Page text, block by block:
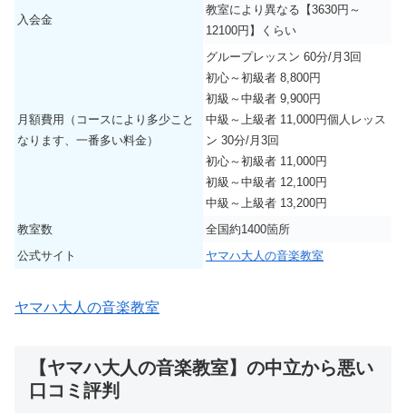
入会金
教室により異なる【3630円～
12100円】くらい
月額費用（コースにより多少こと
なります、一番多い料金）
グループレッスン 60分/月3回
初心～初級者 8,800円
初級～中級者 9,900円
中級～上級者 11,000円個人レッス
ン 30分/月3回
初心～初級者 11,000円
初級～中級者 12,100円
中級～上級者 13,200円
教室数
全国約1400箇所
公式サイト
ヤマハ大人の音楽教室
ヤマハ大人の音楽教室
【ヤマハ大人の音楽教室】の中立から悪い
口コミ評判